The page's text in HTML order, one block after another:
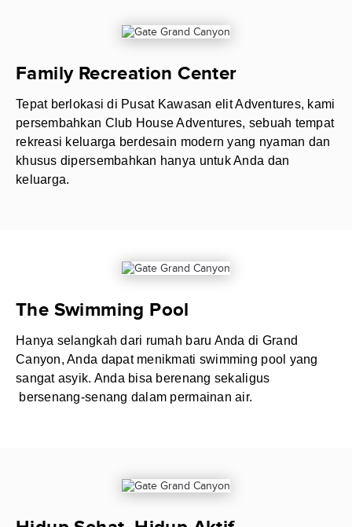
Family Recreation Center
Tepat berlokasi di Pusat Kawasan elit Adventures, kami
persembahkan Club House Adventures, sebuah tempat
rekreasi keluarga berdesain modern yang nyaman dan
khusus dipersembahkan hanya untuk Anda dan
keluarga.
The Swimming Pool
Hanya selangkah dari rumah baru Anda di Grand
Canyon, Anda dapat menikmati swimming pool yang
sangat asyik. Anda bisa berenang sekaligus
bersenang-senang dalam permainan air.